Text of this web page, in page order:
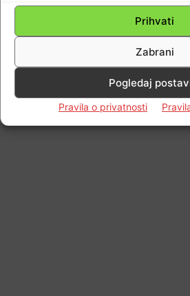
Prihvati
Zabrani
Pogledaj
Pravila o privatnosti